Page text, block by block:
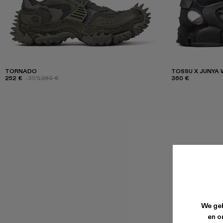
We
en
TORNADO
252 € -30%360 €
TOSSU X JUNYA
360 €